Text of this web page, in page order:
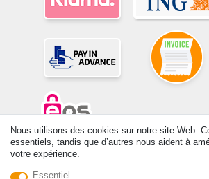
© Copyright 2026 | Tous droits réservés. -Tous droits
en Euros TTC. Les conditions s’appliquent aux livraisons
Nous utilisons des cookies sur notre site Web.
essentiels, tandis que d’autres nous aident à
votre expérience.
Essentiel